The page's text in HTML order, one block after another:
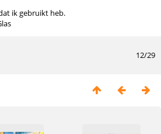
ik gebruikt heb.
12/29